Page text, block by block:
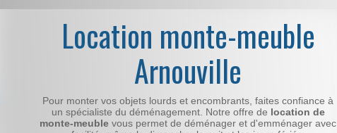
Location monte-meuble
Arnouville
Pour monter vos objets lourds et encombrants, faites confiance à
un spécialiste du déménagement. Notre offre de location de
monte-meuble vous permet de déménager et d'emménager avec